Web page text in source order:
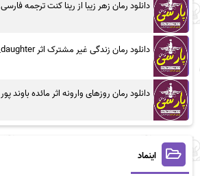
دانلود رمان زهر زیبا از رینا کنت ترجمه فارسی
دانلود رمان زندگی غیر مشترک اثر sun_daughter
دانلود رمان روزهای وارونه اثر مائده باوند پور
اینماد